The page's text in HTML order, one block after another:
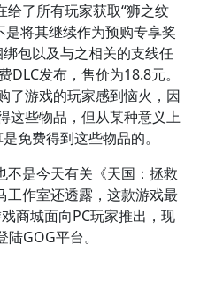
给了所有玩家获取“狮之纹
是将其继续作为预购专享奖
包以及与之相关的支线任
DLC发布，售价为18.8元。
了游戏的玩家感到恼火，因
这些物品，但从某种意义上
免费得到这些物品的。
不是今天有关《天国：拯救
工作室还透露，这款游戏最
商城面向PC玩家推出，现
陆GOG平台。